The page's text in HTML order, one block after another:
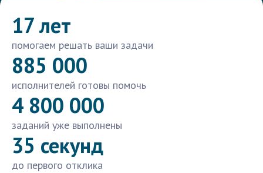
17 лет
помогаем решать ваши задачи
885 000
исполнителей готовы помочь
4 800 000
заданий уже выполнены
35 секунд
до первого отклика